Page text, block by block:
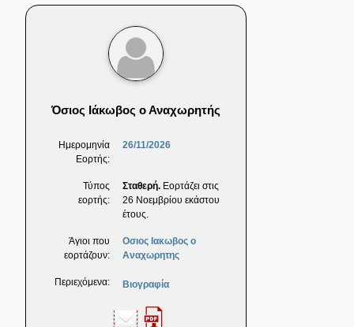
Όσιος Ιάκωβος ο Αναχωρητής
Ημερομηνία
Εορτής:
26/11/2026
Τύπος
εορτής:
Σταθερή. Εορτάζει στις
26 Νοεμβρίου εκάστου
έτους.
Άγιοι που
εορτάζουν:
Οσιος Ιακωβος ο
Αναχωρητης
Περιεχόμενα: Βιογραφία